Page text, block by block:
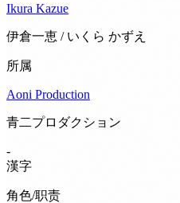
Ikura Kazue
伊倉一恵 / いくら かずえ
所属
Aoni Production
青二プロダクション
-
漢字
角色/职责